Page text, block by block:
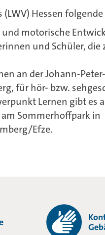
Hessen
motorische
und Schüler, die
an der Johann-
für hör- bzw.
Lernen gibt es
Sommerhoffpark in
Efze.